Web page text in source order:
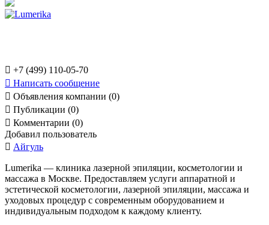
 +7 (499) 110-05-70
 Написать сообщение
 Объявления компании (0)
 Публикации (0)
 Комментарии (0)
Добавил пользователь
 Айгуль
Lumerika — клиника лазерной эпиляции, косметологии и
массажа в Москве. Предоставляем услуги аппаратной и
эстетической косметологии, лазерной эпиляции, массажа и
уходовых процедур с современным оборудованием и
индивидуальным подходом к каждому клиенту.